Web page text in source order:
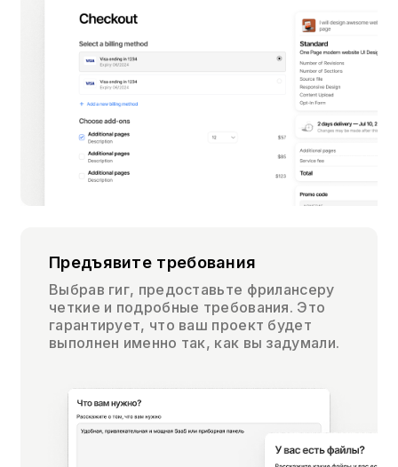
Предъявите требования
Выбрав гиг, предоставьте фрилансеру
четкие и подробные требования. Это
гарантирует, что ваш проект будет
выполнен именно так, как вы задумали.